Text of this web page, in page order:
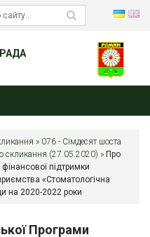
» 076 - Сімдесят шоста
скликання (27.05.2020) » Про
підтримки
«Стоматологічна
на 2020-2022 роки
Програми